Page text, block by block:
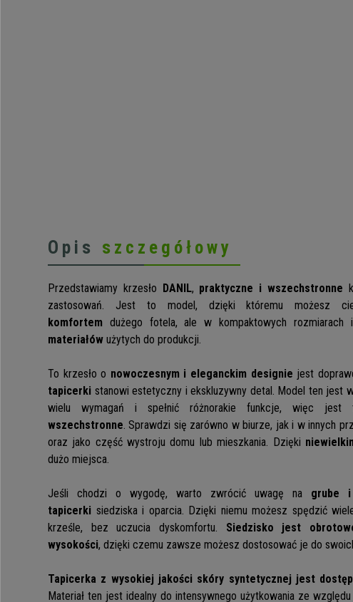
Opis szczegółowy
Przedstawiamy krzesło DANIL, praktyczne i wszechstronne
zastosowań. Jest to model, dzięki któremu możesz
komfortem dużego fotela, ale w kompaktowych rozmiarach
materiałów użytych do produkcji.
To krzesło o nowoczesnym i eleganckim designie jest
tapicerki stanowi estetyczny i ekskluzywny detal. Model ten jest
wielu wymagań i spełnić różnorakie funkcje, więc
wszechstronne. Sprawdzi się zarówno w biurze, jak i w innych
oraz jako część wystroju domu lub mieszkania. Dzięki
dużo miejsca.
Jeśli chodzi o wygodę, warto zwrócić uwagę na grube i
tapicerki siedziska i oparcia. Dzięki niemu możesz spędzić
krześle, bez uczucia dyskomfortu. Siedzisko jest
wysokości, dzięki czemu zawsze możesz dostosować je do
Tapicerka z wysokiej jakości skóry syntetycznej jest
Materiał ten jest idealny do intensywnego użytkowania ze